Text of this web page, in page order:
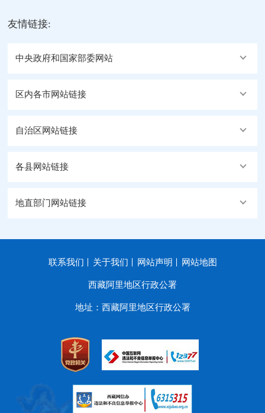
友情链接:
中央政府和国家部委网站
区内各市网站链接
自治区网站链接
各县网站链接
地直部门网站链接
联系我们 关于我们 网站声明 网站地图
西藏阿里地区行政公署
地址：西藏阿里地区行政公署